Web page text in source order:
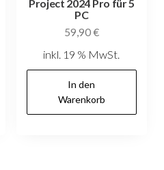
Project 2024 Pro für 5
PC
59,90€
inkl. 19 % MwSt.
In den
Warenkorb